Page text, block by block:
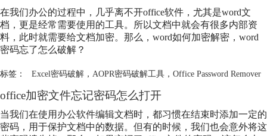
在我们办公的过程中，几乎离不开office软件，尤其是word文
档，更是经常需要使用的工具。所以文档中就会有很多内部资
料，此时就需要给文档加密。那么，word如何加密解密，word
密码忘了怎么破解？
标签： Excel密码破解， AOPR密码破解工具， Office Password Remover
office加密文件忘记密码怎么打开
当我们在使用办公软件编辑文档时，都习惯在结束时添加一定的
密码，用于保护文档中的数据。但有的时候，我们也会意外将这